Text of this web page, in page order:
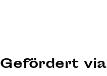
Gefördert via